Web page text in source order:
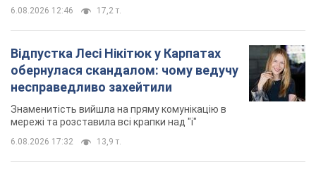
6.08.2026 12:46 17,2 т.
Відпустка Лесі Нікітюк у Карпатах
обернулася скандалом: чому ведучу
несправедливо захейтили
Знаменитість вийшла на пряму комунікацію в
мережі та розставила всі крапки над "і"
6.08.2026 17:32 13,9 т.